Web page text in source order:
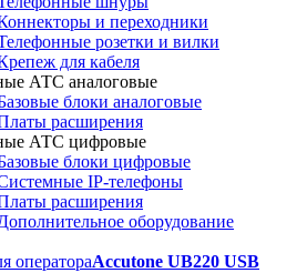
и переходники
розетки и вилки
для кабеля
АТС аналоговые
блоки аналоговые
расширения
АТС цифровые
блоки цифровые
IP-телефоны
расширения
оборудование
оператораAccutone UB220 USB